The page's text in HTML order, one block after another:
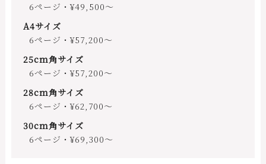
6ページ・¥49,500～
A4サイズ
6ページ・¥57,200～
25cm角サイズ
6ページ・¥57,200～
28cm角サイズ
6ページ・¥62,700～
30cm角サイズ
6ページ・¥69,300～